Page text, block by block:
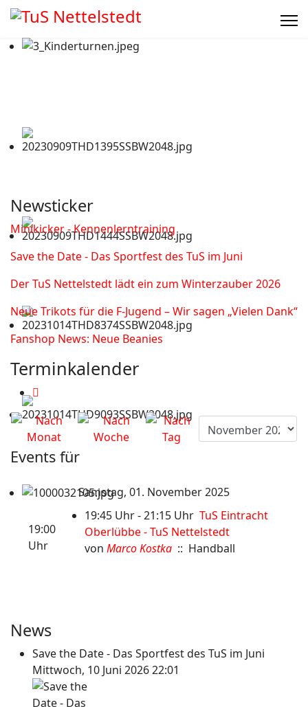
Newsticker
Minikicker - Kennenlerntraining
Save the Date - Das Sportfest des TuS im Juni
Der TuS Nettelstedt lädt ein zum Winterzauber 2026
Neue Trikots für die F-Jugend – Wir sagen „Vielen Dank“
Fanshop News: Neue Beanies
Terminkalender
Events für
Samstag, 01. November 2025
19:00
Uhr
19:45 Uhr - 21:15 Uhr TuS Eintracht
Oberlübbe - TuS Nettelstedt
von Marco Kostka :: Handball
News
Save the Date - Das Sportfest des TuS im Juni
Mittwoch, 10 Juni 2026 22:01